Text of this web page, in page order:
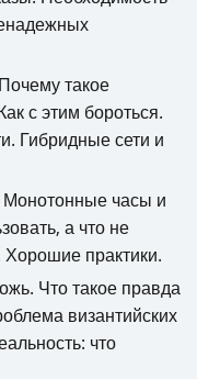
такое
с этим бороться.
Гибридные сети и
часы и
а что не
Хорошие практики.
Что такое правда
византийских
что